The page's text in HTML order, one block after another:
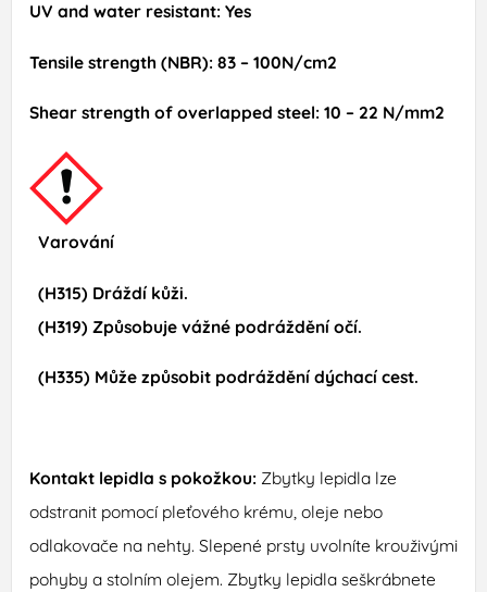
UV and water resistant: Yes
Tensile strength (NBR): 83 – 100N/cm2
Shear strength of overlapped steel: 10 – 22 N/mm2
Varování
(H315) Dráždí kůži.
(H319) Způsobuje vážné podráždění očí.
(H335) Může způsobit podráždění dýchací cest.
Kontakt lepidla s pokožkou: Zbytky lepidla lze
odstranit pomocí pleťového krému, oleje nebo
odlakovače na nehty. Slepené prsty uvolníte krouživými
pohyby a stolním olejem. Zbytky lepidla seškrábnete